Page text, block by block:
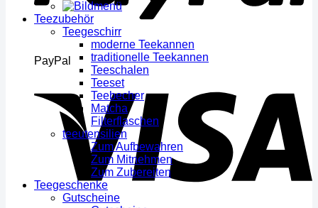
PayPal
Teezubehör
Teegeschirr
moderne Teekannen
traditionelle Teekannen
Teeschalen
Teeset
Teebecher
Matcha
Filterflaschen
teeutensilien
Zum Aufbewahren
Zum Mitnehmen
Zum Zubereiten
Teegeschenke
Gutscheine